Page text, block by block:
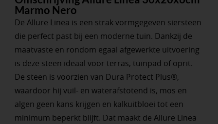
Marmo Nero
De Allure Linea is een strak vormgegeven siersteen
die perfect past bij een moderne tuin. Dankzij de
maatvaste en rondom egaal afgewerkte uitvoering
is deze steen ideaal voor terras, tuinpad of oprit.
De steen is voorzien van Dura Protect Plus®,
waardoor hij vuil- en waterafstotend is, mos en
algen geen kans krijgen en kalkuitbloei tot een
minimum beperkt blijft. Dat maakt de Allure Linea